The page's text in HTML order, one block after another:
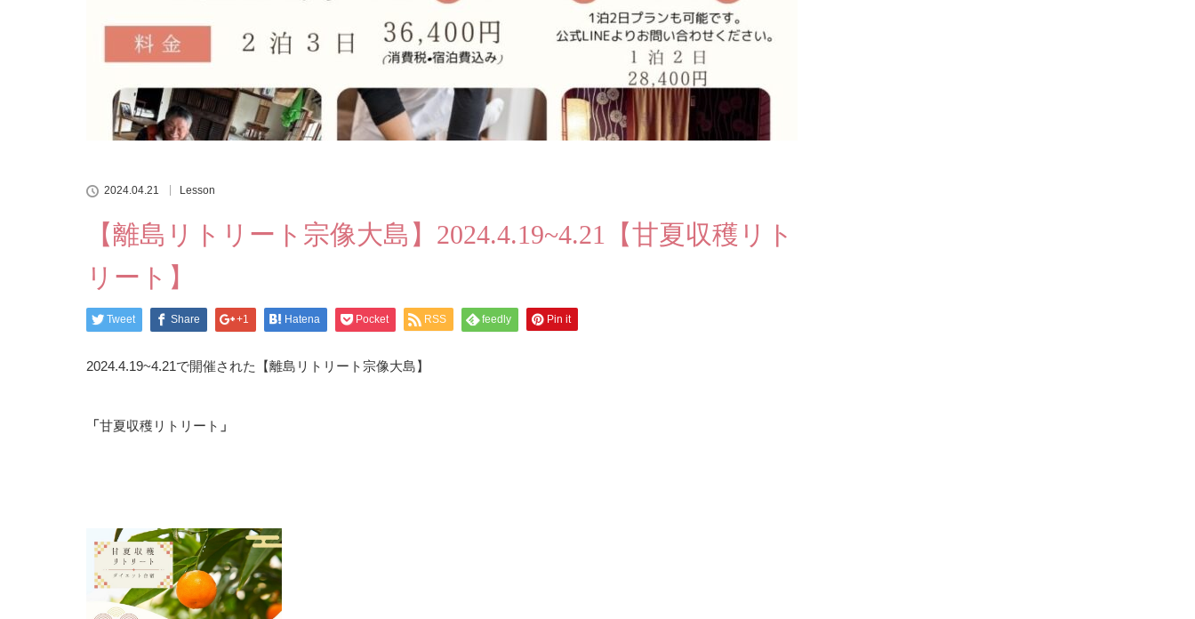
2024.04.21 Lesson
【離島リトリート宗像大島】2024.4.19~4.21【甘夏収穫リト
リート】
Tweet Share +1 Hatena Pocket RSS feedly Pin it
2024.4.19~4.21で開催された【離島リトリート宗像大島】
「甘夏収穫リトリート 」